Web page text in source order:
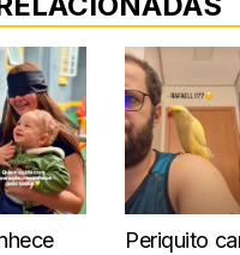
Periquito